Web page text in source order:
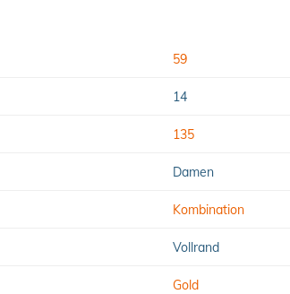
59
14
135
Damen
Kombination
Vollrand
Gold